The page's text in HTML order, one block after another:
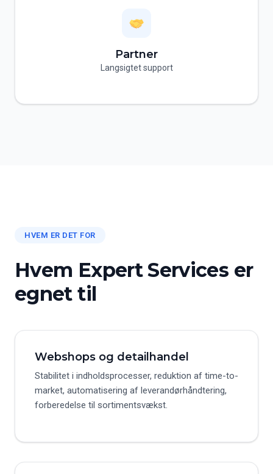
Partner
Langsigtet support
HVEM ER DET FOR
Hvem Expert Services er
egnet til
Webshops og detailhandel
Stabilitet i indholdsprocesser, reduktion af time-to-
market, automatisering af leverandørhåndtering,
forberedelse til sortimentsvækst.